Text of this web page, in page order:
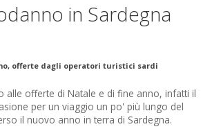
in Sardegna
offerte dagli operatori turistici sardi
alle offerte di Natale e di fine anno, infatti il
per un viaggio un po' più lungo del
il nuovo anno in terra di Sardegna.